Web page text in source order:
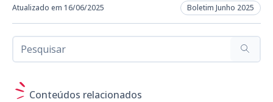
Atualizado em 16/06/2025
Boletim Junho 2025
Conteúdos relacionados